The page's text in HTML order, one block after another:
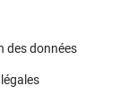
des données